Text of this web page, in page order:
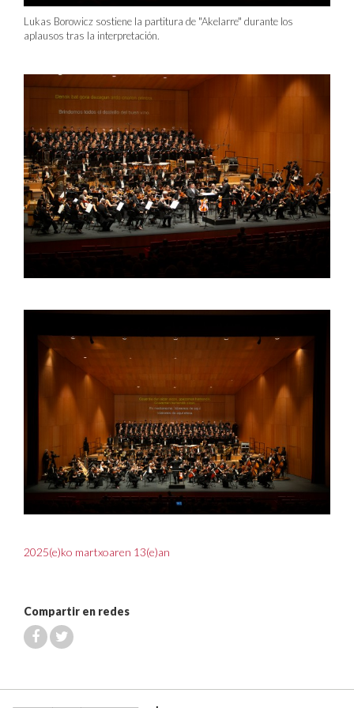
Lukas Borowicz sostiene la partitura de "Akelarre" durante los
aplausos tras la interpretación.
2025(e)ko martxoaren 13(e)an
Compartir en redes